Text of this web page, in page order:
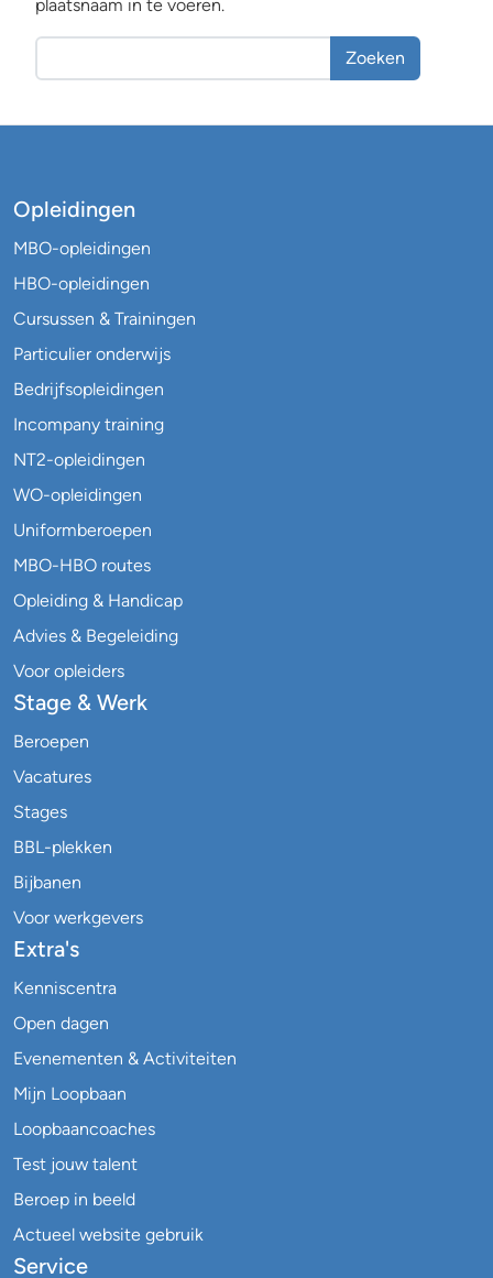
plaatsnaam in te voeren.
Zoeken
Opleidingen
MBO-opleidingen
HBO-opleidingen
Cursussen & Trainingen
Particulier onderwijs
Bedrijfsopleidingen
Incompany training
NT2-opleidingen
WO-opleidingen
Uniformberoepen
MBO-HBO routes
Opleiding & Handicap
Advies & Begeleiding
Voor opleiders
Stage & Werk
Beroepen
Vacatures
Stages
BBL-plekken
Bijbanen
Voor werkgevers
Extra's
Kenniscentra
Open dagen
Evenementen & Activiteiten
Mijn Loopbaan
Loopbaancoaches
Test jouw talent
Beroep in beeld
Actueel website gebruik
Service